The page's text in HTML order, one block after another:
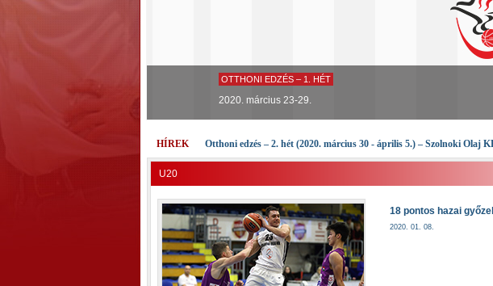
OTTHONI EDZÉS – 1. HÉT
2020. március 23-29.
HÍREK Otthoni edzés – 2. hét (2020. március 30 - április 5.) – Szolnoki Olaj
U20
18 pontos hazai
2020. 01. 08.